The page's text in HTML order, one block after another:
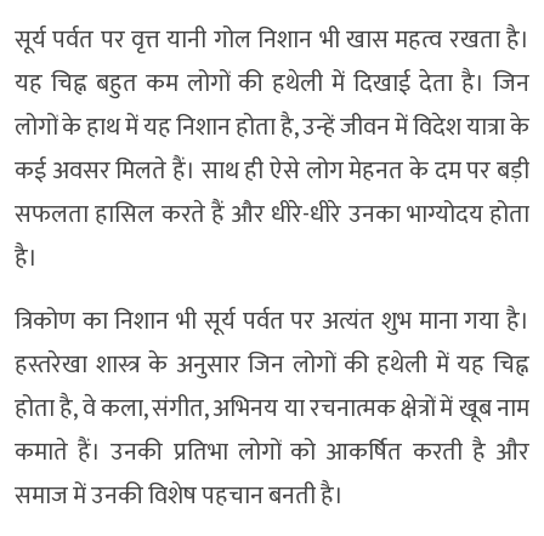
सूर्य पर्वत पर वृत्त यानी गोल निशान भी खास महत्व रखता है।
यह चिह्न बहुत कम लोगों की हथेली में दिखाई देता है। जिन
लोगों के हाथ में यह निशान होता है, उन्हें जीवन में विदेश यात्रा के
कई अवसर मिलते हैं। साथ ही ऐसे लोग मेहनत के दम पर बड़ी
सफलता हासिल करते हैं और धीरे-धीरे उनका भाग्योदय होता
है।
त्रिकोण का निशान भी सूर्य पर्वत पर अत्यंत शुभ माना गया है।
हस्तरेखा शास्त्र के अनुसार जिन लोगों की हथेली में यह चिह्न
होता है, वे कला, संगीत, अभिनय या रचनात्मक क्षेत्रों में खूब नाम
कमाते हैं। उनकी प्रतिभा लोगों को आकर्षित करती है और
समाज में उनकी विशेष पहचान बनती है।